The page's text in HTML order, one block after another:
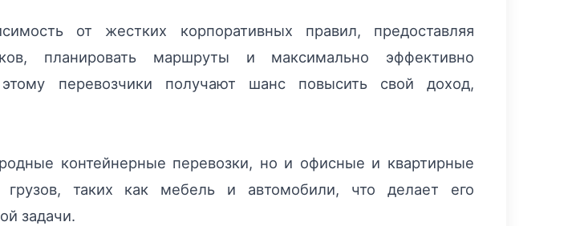
от жестких корпоративных правил, предоставляя
планировать маршруты и максимально эффективно
перевозчики получают шанс повысить свой доход,
контейнерные перевозки, но и офисные и квартирные
грузов, таких как мебель и автомобили, что делает его
задачи.